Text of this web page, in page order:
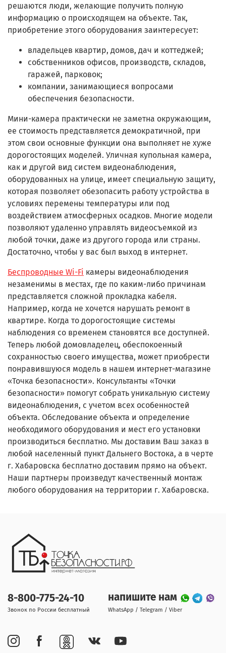
решаются люди, желающие получить полную
информацию о происходящем на объекте. Так,
приобретение этого оборудования заинтересует:
владельцев квартир, домов, дач и коттеджей;
собственников офисов, производств, складов,
гаражей, парковок;
компании, занимающиеся вопросами
обеспечения безопасности.
Мини-камера практически не заметна окружающим,
ее стоимость представляется демократичной, при
этом свои основные функции она выполняет не хуже
дорогостоящих моделей. Уличная купольная камера,
как и другой вид систем видеонаблюдения,
оборудованных на улице, имеет специальную защиту,
которая позволяет обезопасить работу устройства в
условиях перемены температуры или под
воздействием атмосферных осадков. Многие модели
позволяют удаленно управлять видеосъемкой из
любой точки, даже из другого города или страны.
Достаточно, чтобы у вас был выход в интернет.
Беспроводные Wi-Fi камеры видеонаблюдения
незаменимы в местах, где по каким-либо причинам
представляется сложной прокладка кабеля.
Например, когда не хочется нарушать ремонт в
квартире. Когда то дорогостоящие системы
наблюдения со временем становятся все доступней.
Теперь любой домовладелец, обеспокоенный
сохранностью своего имущества, может приобрести
понравившуюся модель в нашем интернет-магазине
«Точка безопасности». Консультанты «Точки
безопасности» помогут собрать уникальную систему
видеонаблюдения, с учетом всех особенностей
объекта. Обследование объекта и определение
необходимого оборудования и мест его установки
производиться бесплатно. Мы доставим Ваш заказ в
любой населенный пункт Дальнего Востока, а в черте
г. Хабаровска бесплатно доставим прямо на объект.
Наши партнеры произведут качественный монтаж
любого оборудования на территории г. Хабаровска.
8-800-775-24-10
Звонок по России бесплатный
напишите нам
WhatsApp / Telegram / Viber